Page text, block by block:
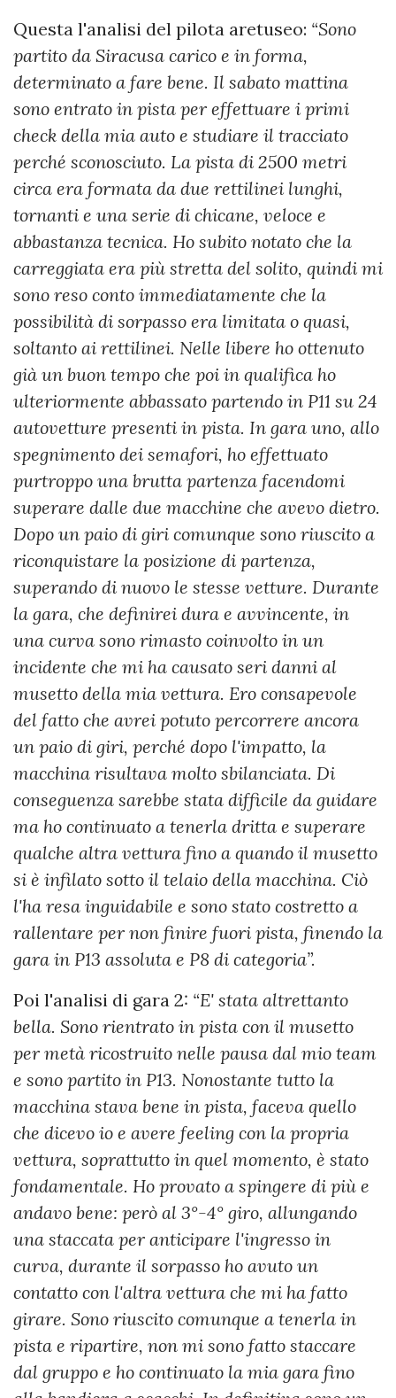
Questa l'analisi del pilota aretuseo: “Sono
partito da Siracusa carico e in forma,
determinato a fare bene. Il sabato mattina
sono entrato in pista per effettuare i primi
check della mia auto e studiare il tracciato
perché sconosciuto. La pista di 2500 metri
circa era formata da due rettilinei lunghi,
tornanti e una serie di chicane, veloce e
abbastanza tecnica. Ho subito notato che la
carreggiata era più stretta del solito, quindi mi
sono reso conto immediatamente che la
possibilità di sorpasso era limitata o quasi,
soltanto ai rettilinei. Nelle libere ho ottenuto
già un buon tempo che poi in qualifica ho
ulteriormente abbassato partendo in P11 su 24
autovetture presenti in pista. In gara uno, allo
spegnimento dei semafori, ho effettuato
purtroppo una brutta partenza facendomi
superare dalle due macchine che avevo dietro.
Dopo un paio di giri comunque sono riuscito a
riconquistare la posizione di partenza,
superando di nuovo le stesse vetture. Durante
la gara, che definirei dura e avvincente, in
una curva sono rimasto coinvolto in un
incidente che mi ha causato seri danni al
musetto della mia vettura. Ero consapevole
del fatto che avrei potuto percorrere ancora
un paio di giri, perché dopo l'impatto, la
macchina risultava molto sbilanciata. Di
conseguenza sarebbe stata difficile da guidare
ma ho continuato a tenerla dritta e superare
qualche altra vettura fino a quando il musetto
si è infilato sotto il telaio della macchina. Ciò
l'ha resa inguidabile e sono stato costretto a
rallentare per non finire fuori pista, finendo la
gara in P13 assoluta e P8 di categoria”.
Poi l'analisi di gara 2: “E' stata altrettanto
bella. Sono rientrato in pista con il musetto
per metà ricostruito nelle pausa dal mio team
e sono partito in P13. Nonostante tutto la
macchina stava bene in pista, faceva quello
che dicevo io e avere feeling con la propria
vettura, soprattutto in quel momento, è stato
fondamentale. Ho provato a spingere di più e
andavo bene: però al 3°-4° giro, allungando
una staccata per anticipare l'ingresso in
curva, durante il sorpasso ho avuto un
contatto con l'altra vettura che mi ha fatto
girare. Sono riuscito comunque a tenerla in
pista e ripartire, non mi sono fatto staccare
dal gruppo e ho continuato la mia gara fino